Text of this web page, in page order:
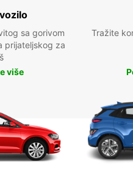
sa gorivom
prijateljskog za
više
Tražite